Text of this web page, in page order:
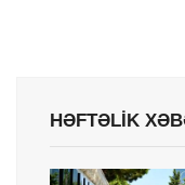
HƏFTƏLİK